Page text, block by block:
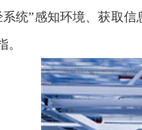
统”感知环境、获取